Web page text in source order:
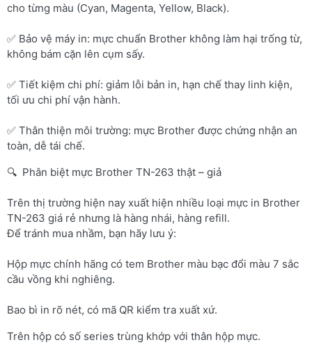
cho từng màu (Cyan, Magenta, Yellow, Black).
✅ Bảo vệ máy in: mực chuẩn Brother không làm hại trống từ,
không bám cặn lên cụm sấy.
✅ Tiết kiệm chi phí: giảm lỗi bản in, hạn chế thay linh kiện,
tối ưu chi phí vận hành.
✅ Thân thiện môi trường: mực Brother được chứng nhận an
toàn, dễ tái chế.
🔍 Phân biệt mực Brother TN-263 thật – giả
Trên thị trường hiện nay xuất hiện nhiều loại mực in Brother
TN-263 giá rẻ nhưng là hàng nhái, hàng refill.
Để tránh mua nhầm, bạn hãy lưu ý:
Hộp mực chính hãng có tem Brother màu bạc đổi màu 7 sắc
cầu vồng khi nghiêng.
Bao bì in rõ nét, có mã QR kiểm tra xuất xứ.
Trên hộp có số series trùng khớp với thân hộp mực.